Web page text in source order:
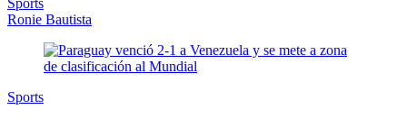
Sports
Ronie Bautista
Sports